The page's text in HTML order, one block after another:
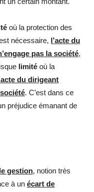
où la protection des
nécessaire, l’acte du
pas la société,
limité où la
du dirigeant
. C’est dans ce
préjudice émanant de
gestion, notion très
à un écart de